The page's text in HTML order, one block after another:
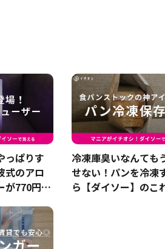
っぱりす
式のアロ
が770円っ
冷凍庫臭いなんても
せない！パンを冷凍
ら【ダイソー】のこ